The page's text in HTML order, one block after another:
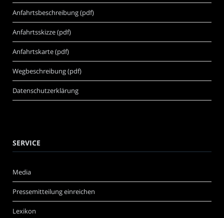
Anfahrtsbeschreibung (pdf)
Anfahrtsskizze (pdf)
Anfahrtskarte (pdf)
Wegbeschreibung (pdf)
Datenschutzerklärung
SERVICE
Media
Pressemitteilung einreichen
Lexikon